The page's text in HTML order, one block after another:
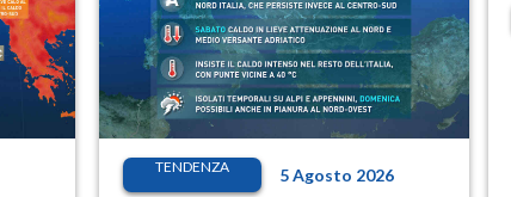
TENDENZA 5 Agosto 2026